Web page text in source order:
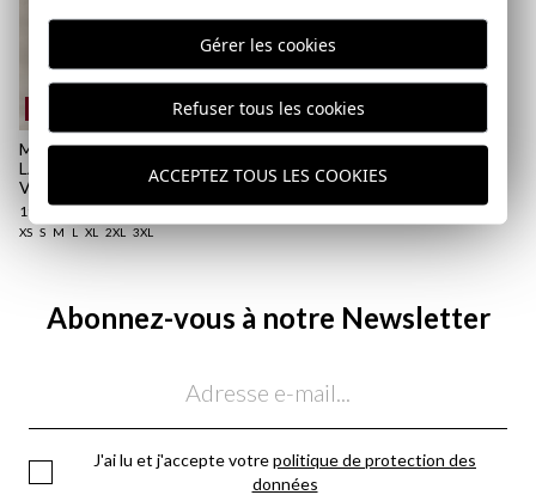
MAILLOT DE BAIN RAYÉ
LARGE EN SEERSUCKER |
VERT
19,95 € / 34,95 €
XS S M L XL 2XL 3XL
Abonnez-vous à notre Newsletter
J'ai lu et j'accepte votrepolitique de protection des
données
Gérer les cookies
Refuser tous les cookies
ACCEPTEZ TOUS LES COOKIES